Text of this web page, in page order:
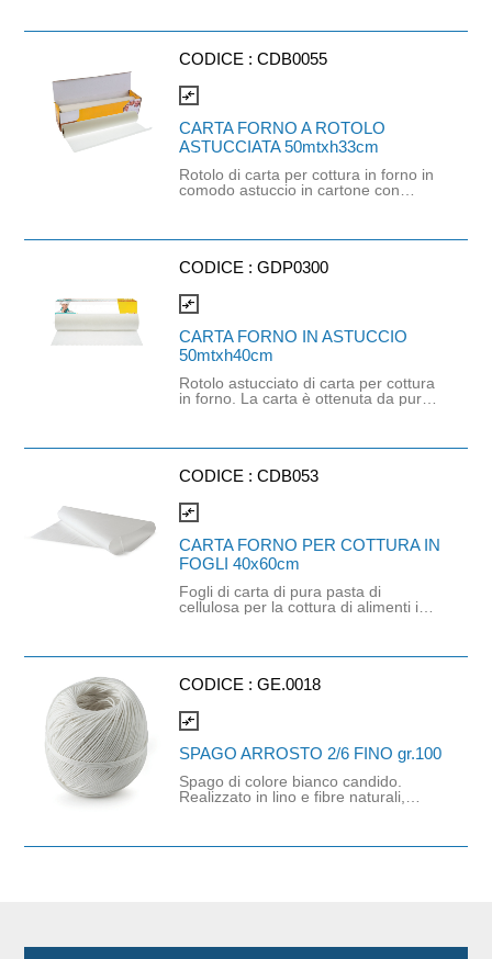
manuale ed automatica di salumi e
contatto con prodotti alimentari
metrica mt 1780/ kg.
CODICE :CDB0055
compare_arrows
CARTA FORNO A ROTOLO
ASTUCCIATA 50mtxh33cm
Rotolo di carta per cottura in forno in
comodo astuccio in cartone con
con alimenti. Temperatura di utilizzo:
CODICE :GDP0300
compare_arrows
CARTA FORNO IN ASTUCCIO
50mtxh40cm
Rotolo astucciato di carta per cottura
in forno. La carta è ottenuta da pura
Temperatura di utilizzo: max 220°.
CODICE :CDB053
compare_arrows
CARTA FORNO PER COTTURA IN
FOGLI 40x60cm
Fogli di carta di pura pasta di
cellulosa per la cottura di alimenti in
chimici. Dimensioni: 40 x 60 cm, 41
CODICE :GE.0018
compare_arrows
SPAGO ARROSTO 2/6 FINO gr.100
Spago di colore bianco candido.
Realizzato in lino e fibre naturali,
ed automatica di salumi.